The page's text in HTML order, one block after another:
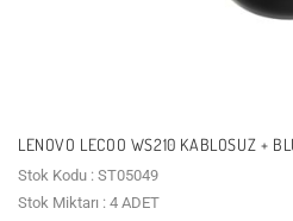
LENOVO LECOO WS210 KABLOSUZ +
1600DPI OPTIC SIYAH M
Stok Kodu : ST05049
Stok Miktarı : 4 ADET